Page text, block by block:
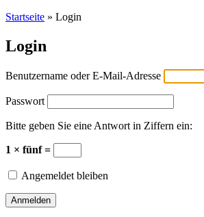
Startseite » Login
Login
Benutzername oder E-Mail-Adresse
Passwort
Bitte geben Sie eine Antwort in Ziffern ein:
1 × fünf =
Angemeldet bleiben